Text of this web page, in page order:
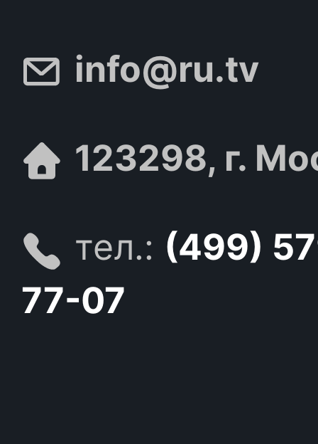
info@ru.tv
123298, г.
тел.: (499)
77-07